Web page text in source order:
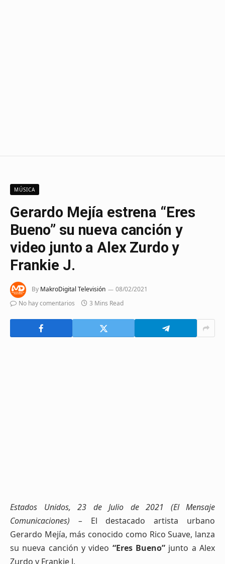
MÚSICA
Gerardo Mejía estrena “Eres
Bueno” su nueva canción y
video junto a Alex Zurdo y
Frankie J.
By MakroDigital Televisión
08/02/2021
No hay comentarios
3 Mins Read
Estados Unidos, 23 de Julio de 2021 (El Mensaje
Comunicaciones) – El destacado artista urbano
Gerardo Mejía, más conocido como Rico Suave, lanza
su nueva canción y video “Eres Bueno” junto a Alex
Zurdo y Frankie J.